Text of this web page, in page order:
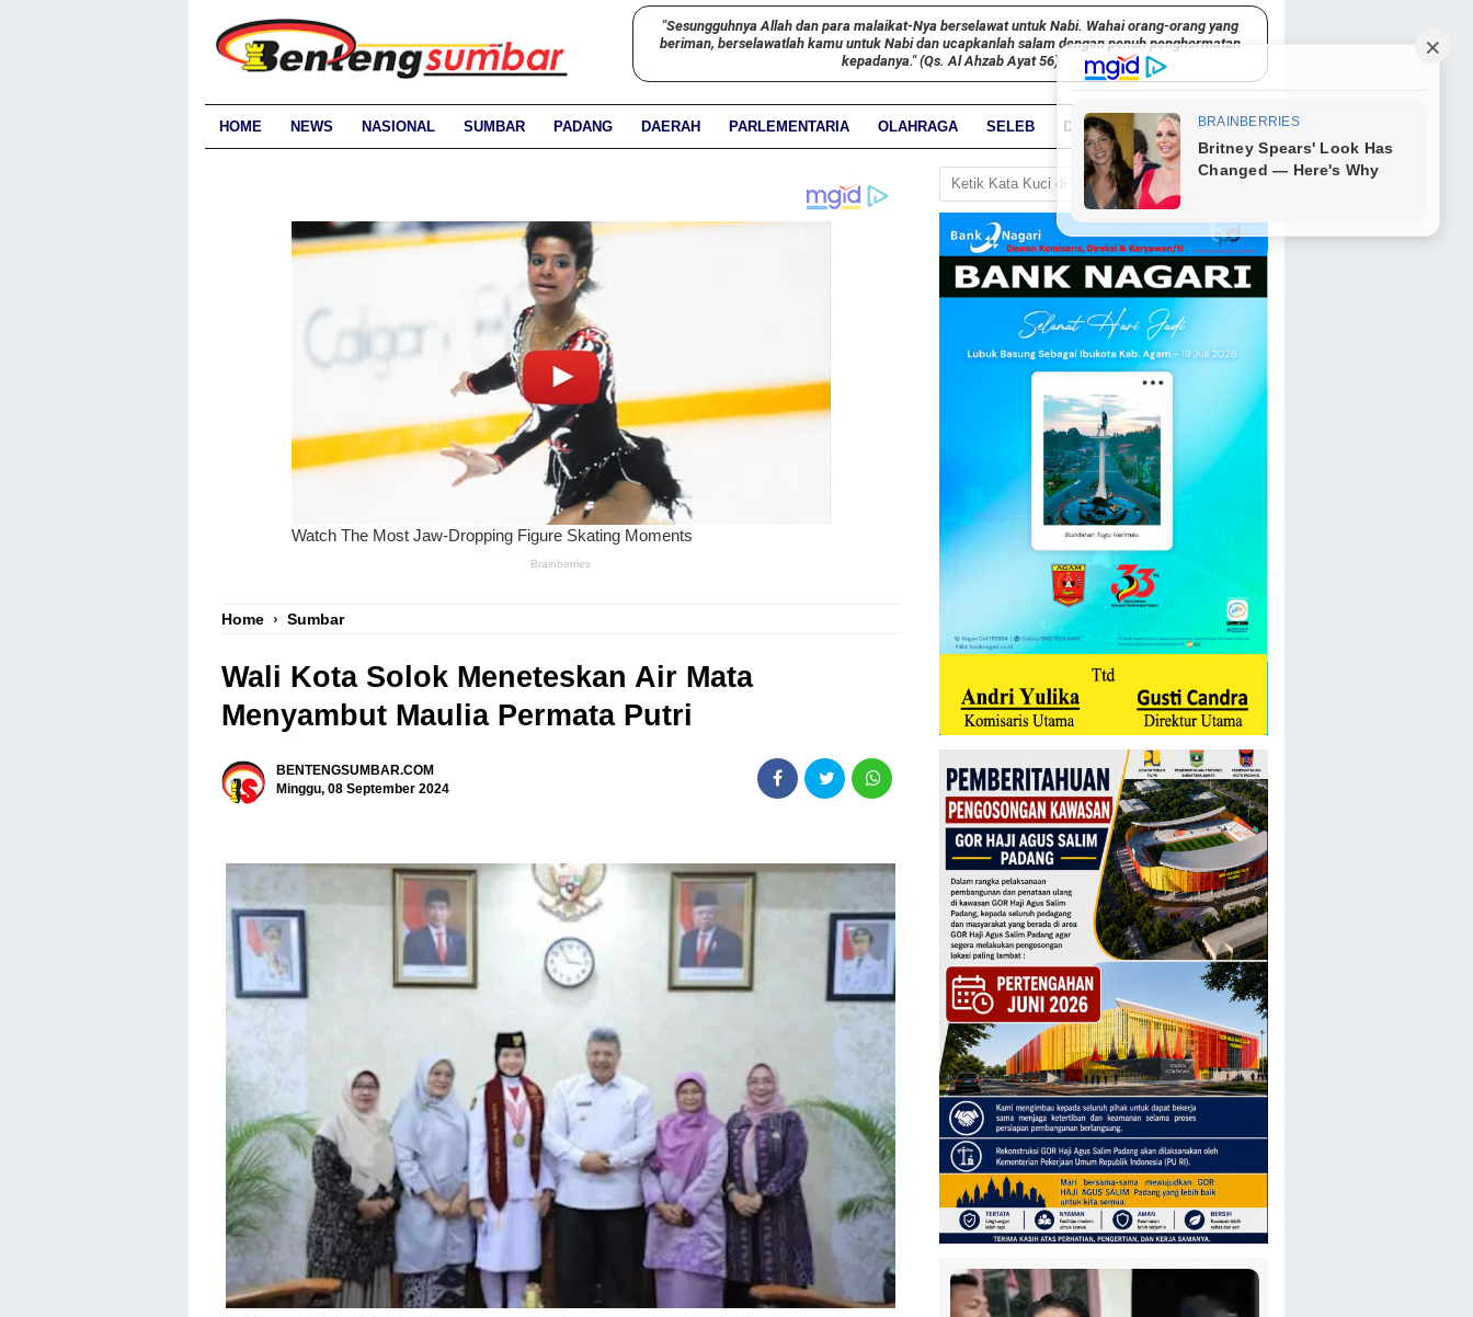
"Sesungguhnya Allah dan para malaikat-Nya berselawat untuk Nabi. Wahai orang-orang yang
beriman, berselawatlah kamu untuk Nabi dan ucapkanlah salam dengan penuh penghormatan
kepadanya." (Qs. Al Ahzab Ayat 56)
HOME NEWS NASIONAL SUMBAR PADANG DAERAH PARLEMENTARIA OLAHRAGA SELEB DUNIA PARIWARA
Home › Sumbar
Wali Kota Solok Meneteskan Air Mata
Menyambut Maulia Permata Putri
BENTENGSUMBAR.COM
Minggu, 08 September 2024